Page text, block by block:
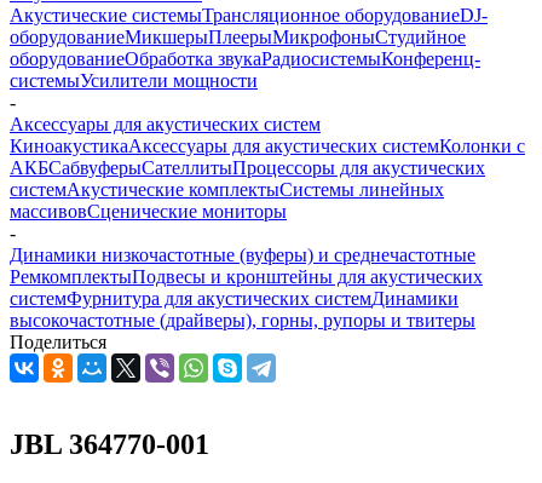
Акустические системыТрансляционное оборудованиеDJ-
оборудованиеМикшерыПлеерыМикрофоныСтудийное
оборудованиеОбработка звукаРадиосистемыКонференц-
системыУсилители мощности
-
Аксессуары для акустических систем
КиноакустикаАксессуары для акустических системКолонки с
АКБСабвуферыСателлитыПроцессоры для акустических
системАкустические комплектыСистемы линейных
массивовСценические мониторы
-
Динамики низкочастотные (вуферы) и среднечастотные
РемкомплектыПодвесы и кронштейны для акустических
системФурнитура для акустических системДинамики
высокочастотные (драйверы), горны, рупоры и твитеры
Поделиться
JBL 364770-001